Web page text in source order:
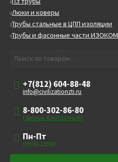
Люки и коверы
Трубы стальные в ЦПП изоляции
Трубы и фасонные части ИЗОКОМ
+7(812) 604-88-48
info@civilizationzti.ru
8-800-302-86-80
(Звонок бесплатный)
Пн-Пт
09:00-18:00